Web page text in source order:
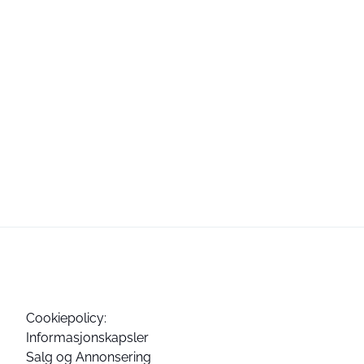
Cookiepolicy:
Informasjonskapsler
Salg og Annonsering